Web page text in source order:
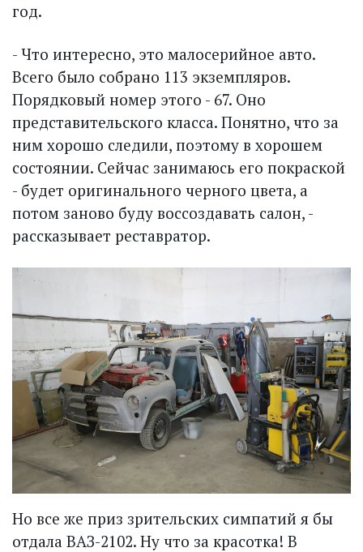
год.
- Что интересно, это малосерийное авто.
Всего было собрано 113 экземпляров.
Порядковый номер этого - 67. Оно
представительского класса. Понятно, что за
ним хорошо следили, поэтому в хорошем
состоянии. Сейчас занимаюсь его покраской
- будет оригинального черного цвета, а
потом заново буду воссоздавать салон, -
рассказывает реставратор.
Но все же приз зрительских симпатий я бы
отдала ВАЗ-2102. Ну что за красотка! В